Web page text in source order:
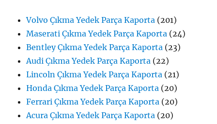
Volvo Çıkma Yedek Parça Kaporta (201)
Maserati Çıkma Yedek Parça Kaporta (24)
Bentley Çıkma Yedek Parça Kaporta (23)
Audi Çıkma Yedek Parça Kaporta (22)
Lincoln Çıkma Yedek Parça Kaporta (21)
Honda Çıkma Yedek Parça Kaporta (20)
Ferrari Çıkma Yedek Parça Kaporta (20)
Acura Çıkma Yedek Parça Kaporta (20)